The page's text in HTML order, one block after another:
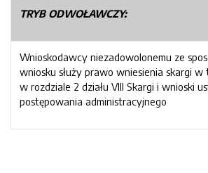
TRYB ODWOŁAWCZY:
Wnioskodawcy niezadowolonemu ze
wniosku służy prawo wniesienia skargi w
w rozdziale 2 działu VIII Skargi i wnioski
postępowania administracyjnego